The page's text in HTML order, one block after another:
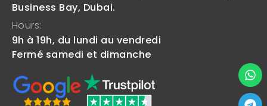
Business Bay, Dubai.
Hours:
9h à 19h, du lundi au vendredi
Fermé samedi et dimanche